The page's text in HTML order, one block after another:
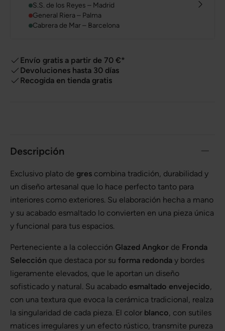
S.S. de los Reyes – Madrid
General Riera – Palma
Cabrera de Mar – Barcelona
Envío gratis a partir de 70 €*
Devoluciones hasta 30 días
Recogida en tienda gratis
Descripción
Exclusivo plato de gres combina tradición, durabilidad y
un diseño artesanal que lo hace perfecto tanto para
interiores como exteriores. Su elaboración hecha a mano
y su acabado esmaltado lo convierten en una pieza única
y funcional para tus espacios.
Perteneciente a la colección Glazed Angkor de Fronda
Selección que destaca por su forma redonda y bordes
ligeramente elevados, que le aportan un diseño
sofisticado y natural. Su acabado esmaltado envejecido,
con una textura que evoca la cerámica tradicional, realza
la singularidad de cada pieza. El color blanco, con sutiles
matices irregulares y un efecto rústico, transmite pureza